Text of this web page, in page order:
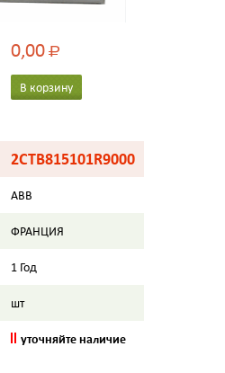
0,00Р
В корзину
2CTB815101R9000
ABB
ФРАНЦИЯ
1 Год
шт
уточняйте наличие